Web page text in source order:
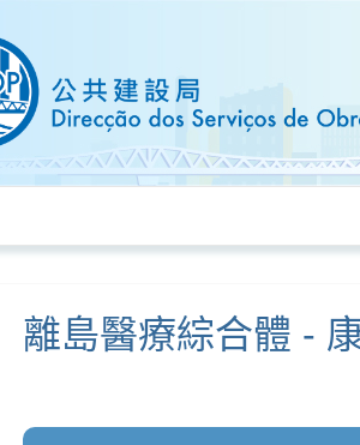
離島醫療綜合體 -